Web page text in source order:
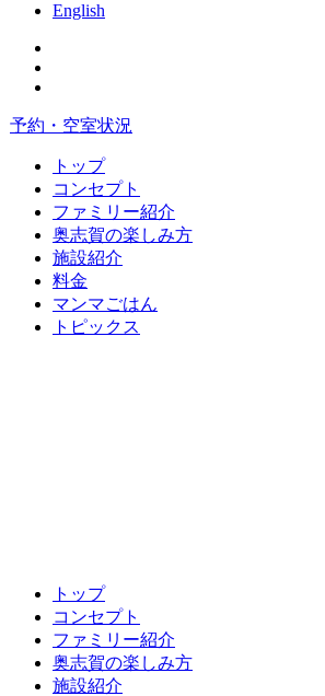
English
予約・空室状況
トップ
コンセプト
ファミリー紹介
奥志賀の楽しみ方
施設紹介
料金
マンマごはん
トピックス
トップ
コンセプト
ファミリー紹介
奥志賀の楽しみ方
施設紹介